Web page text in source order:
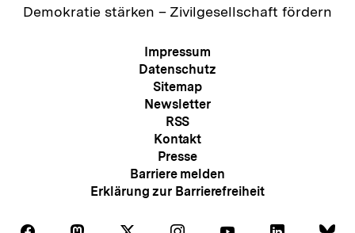
Zur
Demokratie stärken – Zivilgesellschaft fördern
Meta-
Navigation
Impressum
Datenschutz
Sitemap
Newsletter
RSS
Kontakt
Presse
Barriere melden
Erklärung zur Barrierefreiheit